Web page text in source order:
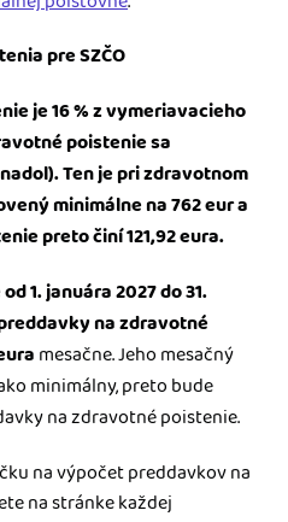
pre SZČO
je 16 % z vymeriavacieho
poistenie sa
Ten je pri zdravotnom
minimálne na 762 eur a
preto činí 121,92 eura.
1. januára 2027 do 31.
na zdravotné
mesačne. Jeho mesačný
minimálny, preto bude
na zdravotné poistenie.
na výpočet preddavkov na
na stránke každej